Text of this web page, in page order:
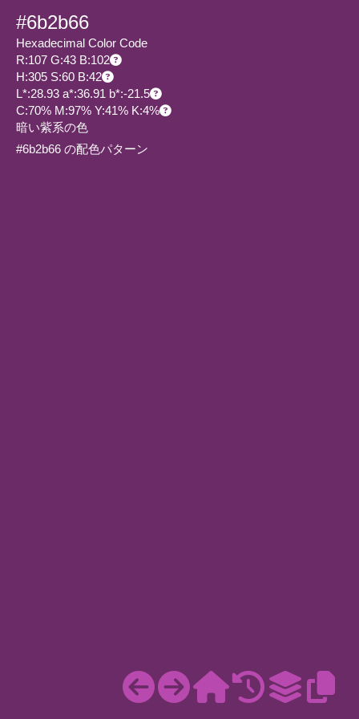
#6b2b66
Hexadecimal Color Code
R:107 G:43 B:102
H:305 S:60 B:42
L*:28.93 a*:36.91 b*:-21.5
C:70% M:97% Y:41% K:4%
暗い紫系の色
#6b2b66 の配色パターン